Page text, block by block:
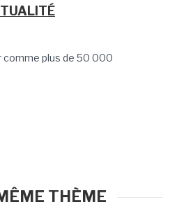
plus de 50 000
THÈME